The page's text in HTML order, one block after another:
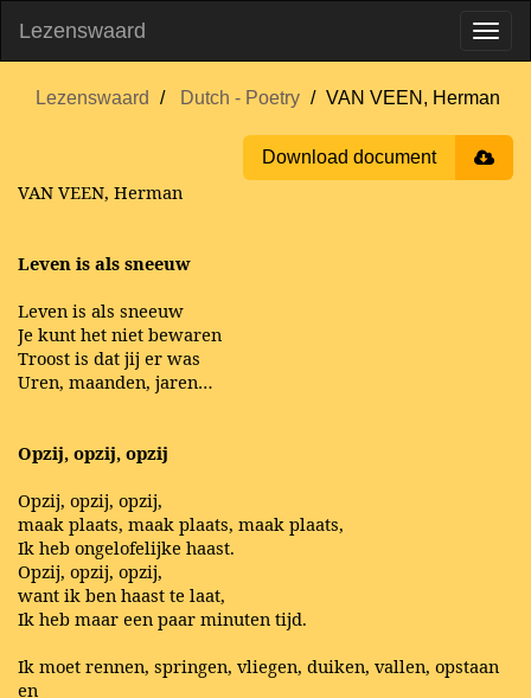
Lezenswaard
Lezenswaard Dutch - Poetry VAN VEEN, Herman
Download document
VAN VEEN, Herman
Leven is als sneeuw
Leven is als sneeuw
Je kunt het niet bewaren
Troost is dat jij er was
Uren, maanden, jaren…
Opzij, opzij, opzij
Opzij, opzij, opzij,
maak plaats, maak plaats, maak plaats,
Ik heb ongelofelijke haast.
Opzij, opzij, opzij,
want ik ben haast te laat,
Ik heb maar een paar minuten tijd.
Ik moet rennen, springen, vliegen, duiken, vallen, opstaan
en